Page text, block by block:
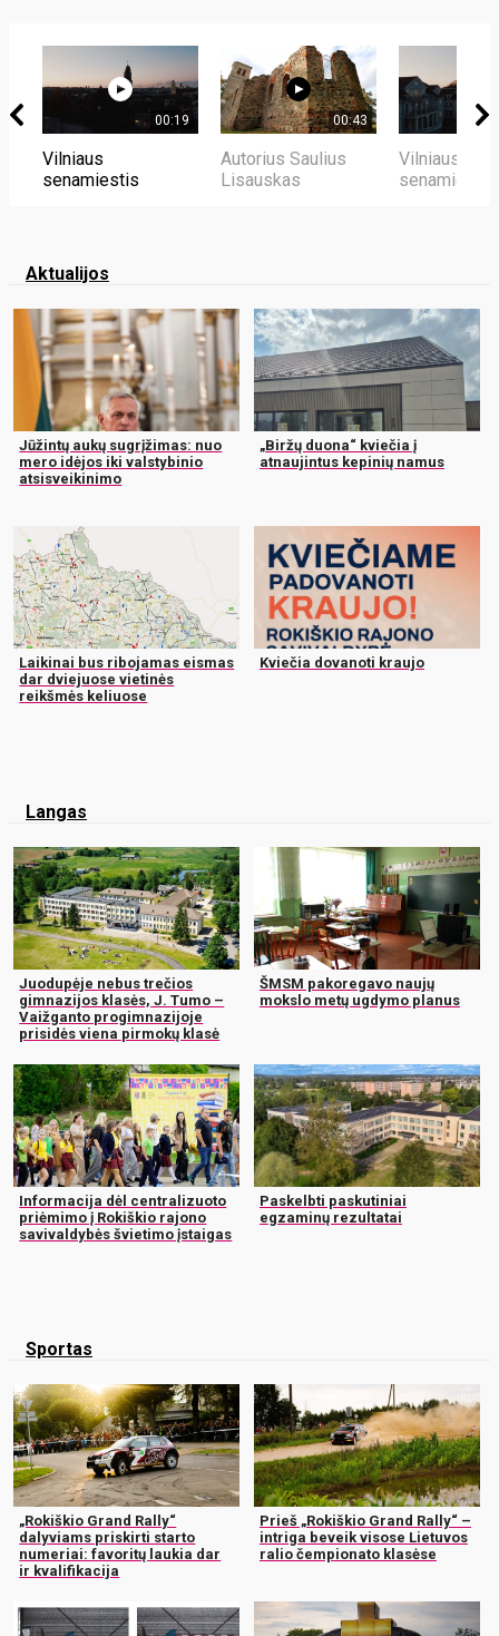
00:19
Vilniaus
senamiestis
00:43
Autorius Saulius
Lisauskas
Vilniaus
senamiestis
Aktualijos
Jūžintų aukų sugrįžimas: nuo
mero idėjos iki valstybinio
atsisveikinimo
„Biržų duona“ kviečia į
atnaujintus kepinių namus
Laikinai bus ribojamas eismas
dar dviejuose vietinės
reikšmės keliuose
Kviečia dovanoti kraujo
Langas
Juodupėje nebus trečios
gimnazijos klasės, J. Tumo –
Vaižganto progimnazijoje
prisidės viena pirmokų klasė
ŠMSM pakoregavo naujų
mokslo metų ugdymo planus
Informacija dėl centralizuoto
priėmimo į Rokiškio rajono
savivaldybės švietimo įstaigas
Paskelbti paskutiniai
egzaminų rezultatai
Sportas
„Rokiškio Grand Rally“
dalyviams priskirti starto
numeriai: favoritų laukia dar
ir kvalifikacija
Prieš „Rokiškio Grand Rally“ –
intriga beveik visose Lietuvos
ralio čempionato klasėse